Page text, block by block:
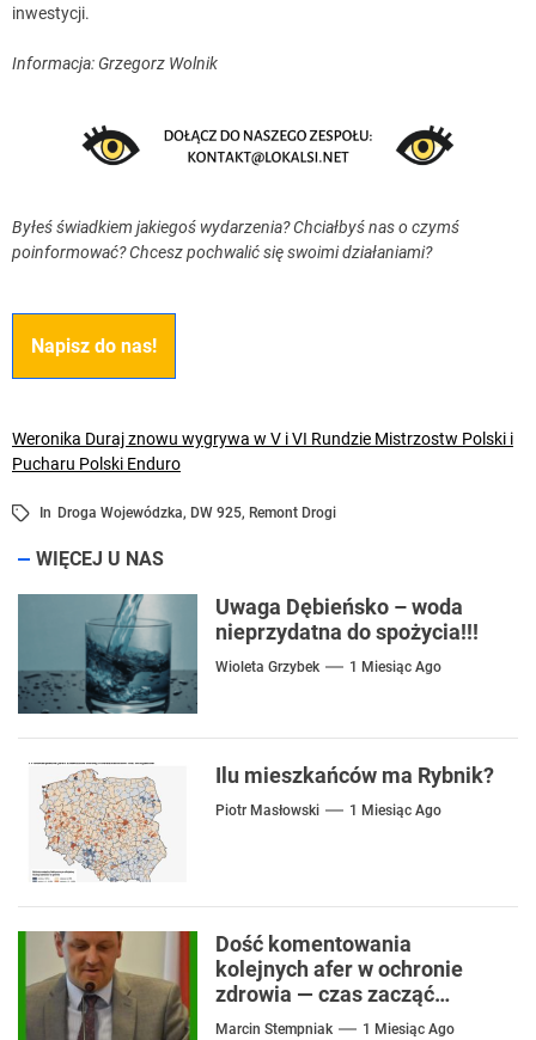
inwestycji.
Informacja: Grzegorz Wolnik
Byłeś świadkiem jakiegoś wydarzenia? Chciałbyś nas o czymś
poinformować? Chcesz pochwalić się swoimi działaniami?
Napisz do nas!
Weronika Duraj znowu wygrywa w V i VI Rundzie Mistrzostw Polski i
Pucharu Polski Enduro
In Droga Wojewódzka, DW 925, Remont Drogi
WIĘCEJ U NAS
Uwaga Dębieńsko – woda
nieprzydatna do spożycia!!!
Wioleta Grzybek 1 Miesiąc Ago
Ilu mieszkańców ma Rybnik?
Piotr Masłowski 1 Miesiąc Ago
Dość komentowania
kolejnych afer w ochronie
zdrowia — czas zacząć
mówić o rozwiązaniach
Marcin Stempniak 1 Miesiąc Ago